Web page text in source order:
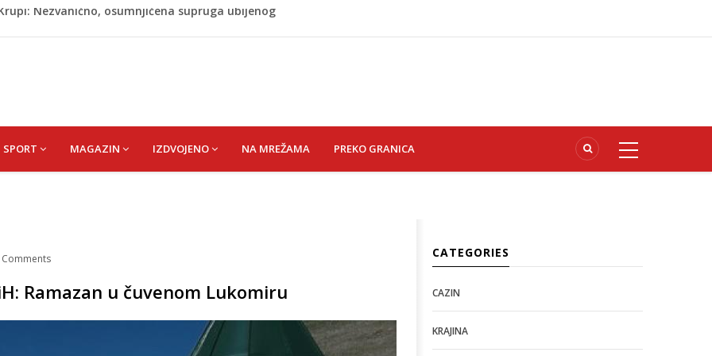
Senija – Sena
obilježavanja godišnjice: "Doživjela sam poniženje
sinu"
Nezvanično, osumnjičena supruga ubijenog
SPORT MAGAZIN IZDVOJENO NA MREŽAMA PREKO GRANICA
Comments
Ramazan u čuvenom Lukomiru
CATEGORIES
CAZIN
KRAJINA